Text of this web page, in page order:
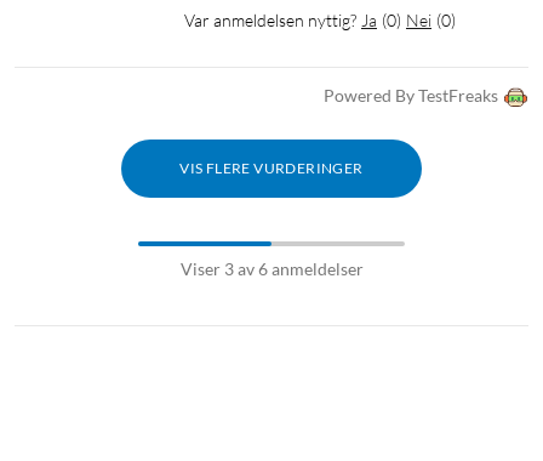
Var anmeldelsen nyttig? Ja (0) Nei (0)
Powered By TestFreaks
VIS FLERE VURDERINGER
Viser 3 av 6 anmeldelser